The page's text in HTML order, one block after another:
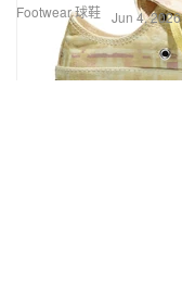
Footwear 球鞋 Jun 4, 2026